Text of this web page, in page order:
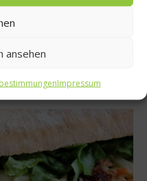
ansehen
Impressum
die Brotzeit